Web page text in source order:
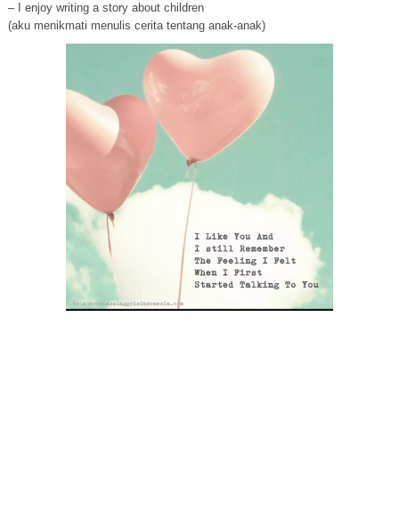
– I enjoy writing a story about children
(aku menikmati menulis cerita tentang anak-anak)